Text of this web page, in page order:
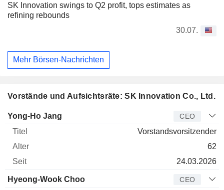
SK Innovation swings to Q2 profit, tops estimates as
refining rebounds
30.07.
Mehr Börsen-Nachrichten
Vorstände und Aufsichtsräte: SK Innovation Co., Ltd.
Manager Titel
Yong-Ho Jang CEO
Vorstandsvorsitzender
62
24.03.2026
Hyeong-Wook Choo CEO